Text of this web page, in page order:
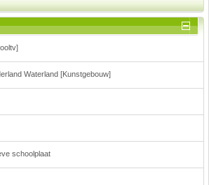
Waterland [Kunstgebouw]
schoolplaat